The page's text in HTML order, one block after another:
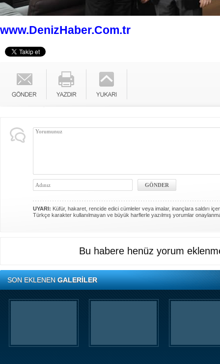
www.DenizHaber.Com.tr
UYARI: Küfür, hakaret, rencide edici cümleler veya imalar, inançlara saldırı
Türkçe karakter kullanılmayan ve büyük harflerle yazılmış yorumlar
Bu habere henüz yorum
SON EKLENENGALERİLER